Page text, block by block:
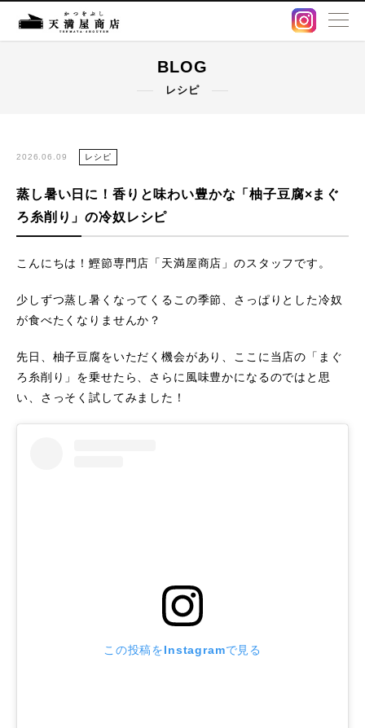
出汁パック
鰹節・削り節
BLOG
レシピ
2026.06.09 レシピ
蒸し暑い日に！香りと味わい豊かな「柚子豆腐×まぐ
ろ糸削り」の冷奴レシピ
こんにちは！鰹節専門店「天満屋商店」のスタッフです。
少しずつ蒸し暑くなってくるこの季節、さっぱりとした冷奴
が食べたくなりませんか？
先日、柚子豆腐をいただく機会があり、ここに当店の「まぐ
ろ糸削り」を乗せたら、さらに風味豊かになるのではと思
い、さっそく試してみました！
この投稿をInstagramで見る